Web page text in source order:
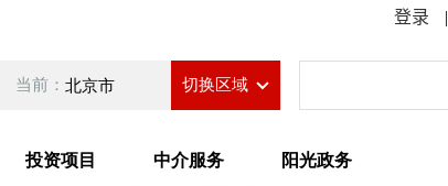
|
当前： 北京市 切换区域
投资项目 中介服务 阳光政务